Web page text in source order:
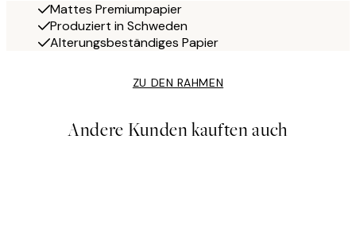
Mattes Premiumpapier
Produziert in Schweden
Alterungsbeständiges Papier
ZU DEN RAHMEN
Andere Kunden kauften auch